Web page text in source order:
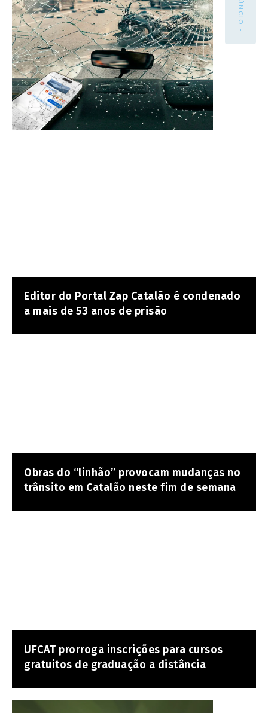
Editor do Portal Zap Catalão é condenado
a mais de 53 anos de prisão
Obras do “linhão” provocam mudanças no
trânsito em Catalão neste fim de semana
UFCAT prorroga inscrições para cursos
gratuitos de graduação a distância